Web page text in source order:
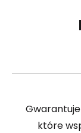
które